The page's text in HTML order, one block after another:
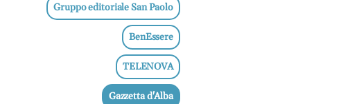
Gruppo editoriale San Paolo
BenEssere
TELENOVA
Gazzetta d'Alba